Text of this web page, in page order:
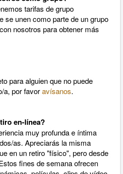
tarifas de grupo
se unen como parte de un grupo
con nosotros para obtener más
para alguien que no puede
a, por favoravísanos.
en-línea?
muy profunda e íntima
as. Apreciarás la misma
en un retiro "físico", pero desde
fines de semana ofrecen